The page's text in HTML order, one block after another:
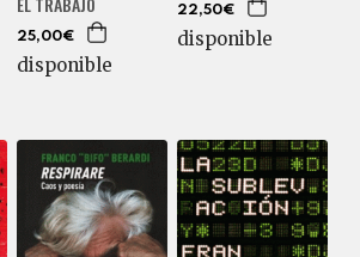
25,00€
disponible
22,50€
disponible